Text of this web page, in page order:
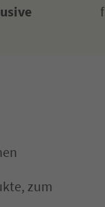
zum